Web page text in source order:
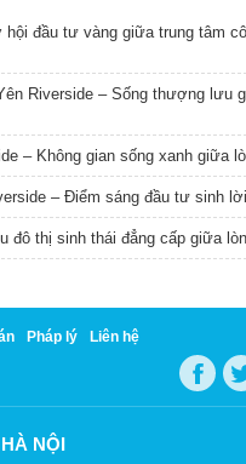
đầu tư vàng giữa trung tâm
Riverside – Sống thượng lưu
– Không gian sống xanh giữa
– Điểm sáng đầu tư sinh
đô thị sinh thái đẳng cấp giữa
Pháp lý Liên hệ
NỘI